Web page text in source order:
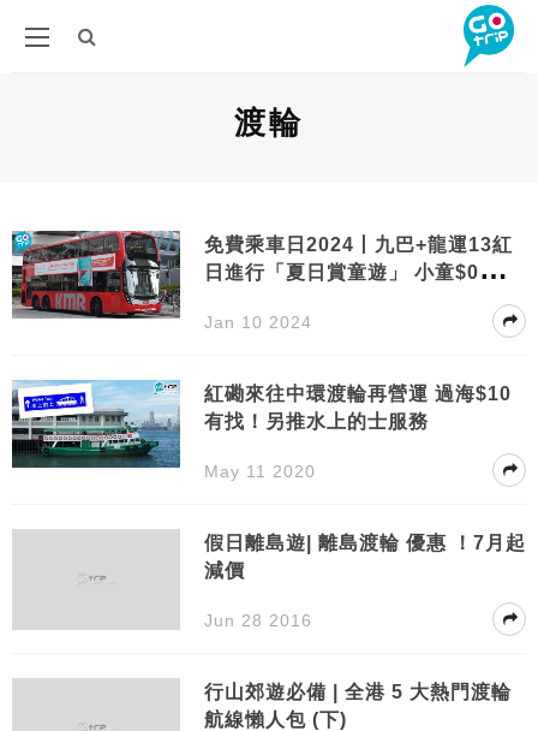
渡輪
免費乘車日2024丨九巴+龍運13紅
日進行「夏日賞童遊」 小童$0搭巴
Jan 10 2024
紅磡來往中環渡輪再營運 過海$10
有找！另推水上的士服務
May 11 2020
假日離島遊| 離島渡輪 優惠 ！7月起
減價
Jun 28 2016
行山郊遊必備 | 全港 5 大熱門渡輪
航線懶人包 (下)